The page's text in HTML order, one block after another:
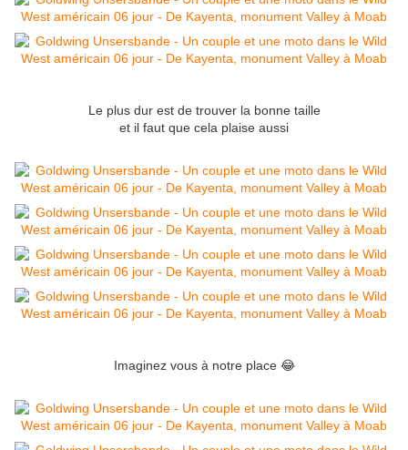
Le plus dur est de trouver la bonne taille
et il faut que cela plaise aussi
Imaginez vous à notre place 😂